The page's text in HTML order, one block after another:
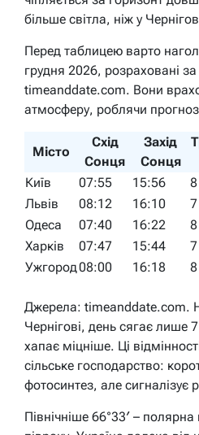
більше світла, ніж у
Перед таблицею варто
грудня 2026, розраховані
timeanddate.com. Вони
атмосферу, роблячи
Місто
Схід
Сонця
Захід
Сонця
Київ
07:55 15:56
Львів
08:12 16:10
Одеса
07:40 16:22
Харків
07:47 15:44
Ужгород08:00 16:18
Джерела: timeanddate.com.
Чернігові, день сягає лише
хапає міцніше. Ці
сільське господарство:
фотосинтез, але сигналізує
Північніше 66°33′ –